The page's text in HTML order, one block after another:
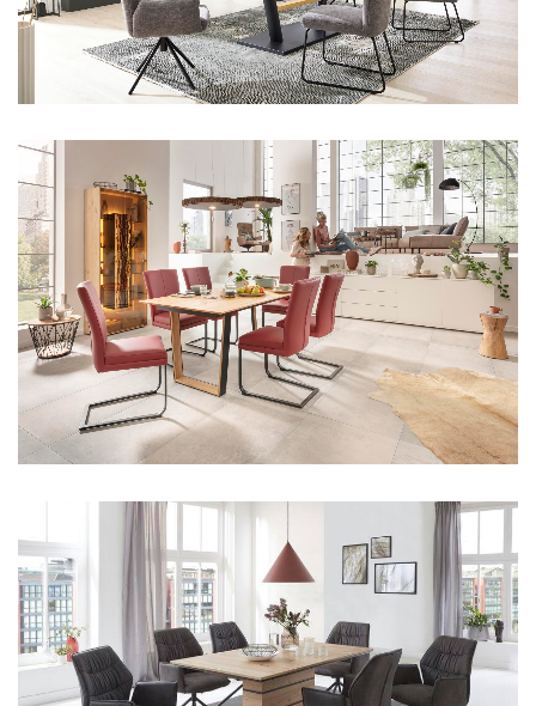
Aus unserem Sortiment
Aus unserem Sortiment